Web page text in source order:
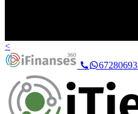
<
67280693